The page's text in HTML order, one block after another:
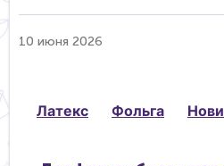
10 июня 2026
Латекс Фольга